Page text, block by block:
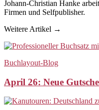
Johann-Christian Hanke
Firmen und Selfpublisher.
Weitere Artikel →
Buchlayout-Blog
April 26: Neue